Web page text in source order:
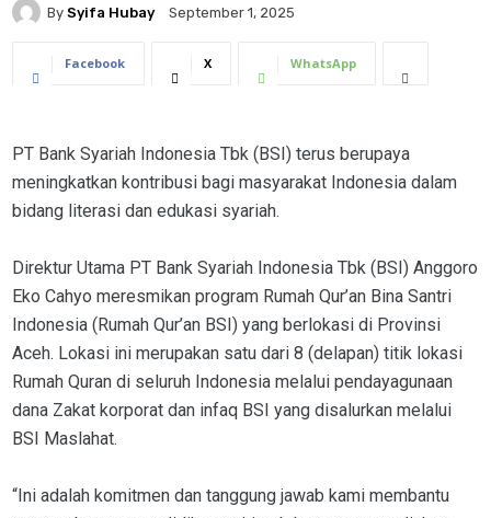
By Syifa Hubay September 1, 2025
Facebook X WhatsApp
PT Bank Syariah Indonesia Tbk (BSI) terus berupaya
meningkatkan kontribusi bagi masyarakat Indonesia dalam
bidang literasi dan edukasi syariah.
Direktur Utama PT Bank Syariah Indonesia Tbk (BSI) Anggoro
Eko Cahyo meresmikan program Rumah Qur’an Bina Santri
Indonesia (Rumah Qur’an BSI) yang berlokasi di Provinsi
Aceh. Lokasi ini merupakan satu dari 8 (delapan) titik lokasi
Rumah Quran di seluruh Indonesia melalui pendayagunaan
dana Zakat korporat dan infaq BSI yang disalurkan melalui
BSI Maslahat.
“Ini adalah komitmen dan tanggung jawab kami membantu